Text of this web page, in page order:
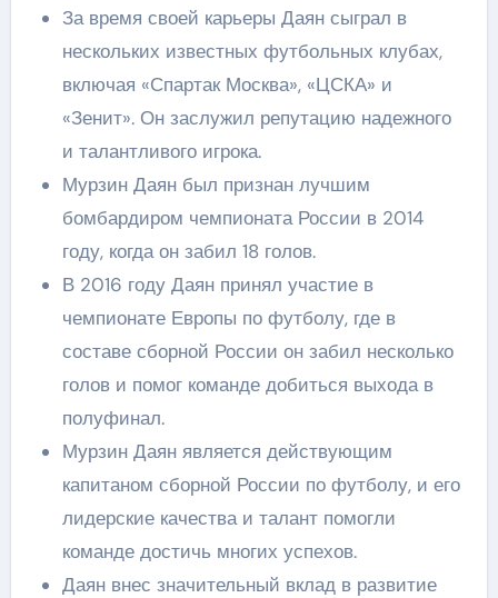
За время своей карьеры Даян сыграл в
нескольких известных футбольных клубах,
включая «Спартак Москва», «ЦСКА» и
«Зенит». Он заслужил репутацию надежного
и талантливого игрока.
Мурзин Даян был признан лучшим
бомбардиром чемпионата России в 2014
году, когда он забил 18 голов.
В 2016 году Даян принял участие в
чемпионате Европы по футболу, где в
составе сборной России он забил несколько
голов и помог команде добиться выхода в
полуфинал.
Мурзин Даян является действующим
капитаном сборной России по футболу, и его
лидерские качества и талант помогли
команде достичь многих успехов.
Даян внес значительный вклад в развитие